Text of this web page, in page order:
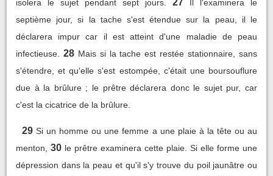
isolera le sujet pendant sept jours. 27
Il l'examinera le
septième jour, si la tache s'est étendue sur la peau, il le
déclarera impur car il est atteint d'une maladie de peau
infectieuse.
28 Mais si la tache est restée stationnaire, sans
s'étendre, et qu'elle s'est estompée, c'était une boursouflure
due à la brûlure ; le prêtre déclarera donc le sujet pur, car
c'est la cicatrice de la brûlure.
29 Si un homme ou une femme a une plaie à la tête ou au
menton,
30 le prêtre examinera cette plaie. Si elle forme une
dépression dans la peau et qu'il s'y trouve du poil jaunâtre ou